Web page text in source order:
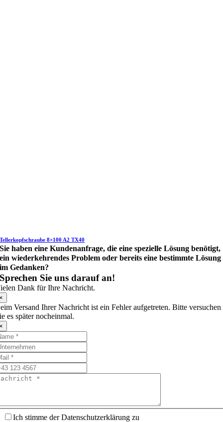
Tellerkopfschraube 8×100 A2 TX40
Sie haben eine Kundenanfrage, die eine spezielle Lösung benötigt,
ein wiederkehrendes Problem oder bereits eine bestimmte Lösung
im Gedanken?
Sprechen Sie uns darauf an!
Dank für Ihre Nachricht.
Versand Ihrer Nachricht ist ein Fehler aufgetreten. Bitte versuchen
es später nocheinmal.
Ich stimme der Datenschutzerklärung zu